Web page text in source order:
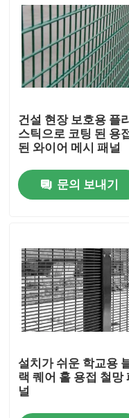
집
VR 쇼
우리 에 관한 것
공장 투어
건설 현장 보호용 플
스틱으로 코팅 된 용
된 와이어 메시 패널
문의 보내기
설치가 쉬운 학교용
랙 퀘어 홀 용접 철망
널